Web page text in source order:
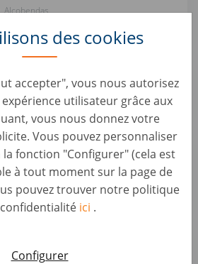
des cookies
accepter", vous nous autorisez
utilisateur grâce aux
vous nous donnez votre
Vous pouvez personnaliser
fonction "Configurer" (cela est
à tout moment sur la page de
pouvez trouver notre politique
ici .
Configurer
Alcobendas
Cabrera de Mar
- Palma de
Palma de Mallorca
Barcelona